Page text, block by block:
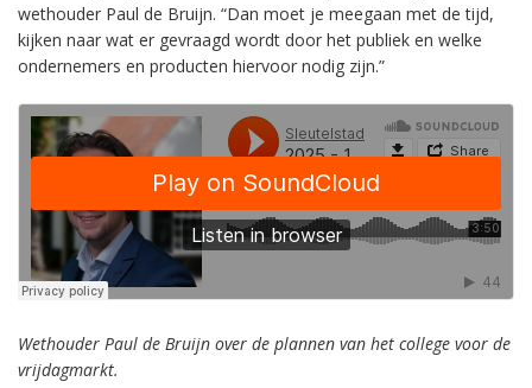
wethouder Paul de Bruijn. “Dan moet je meegaan met de tijd,
kijken naar wat er gevraagd wordt door het publiek en welke
ondernemers en producten hiervoor nodig zijn.”
Wethouder Paul de Bruijn over de plannen van het college voor de
vrijdagmarkt.